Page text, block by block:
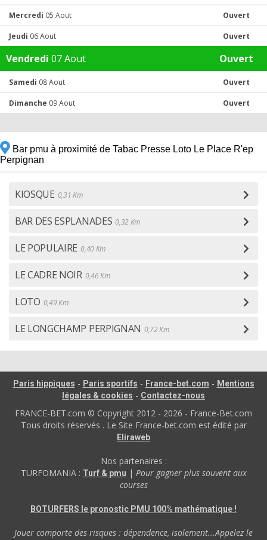
Mercredi 05 Aout Ouvert
Jeudi 06 Aout Ouvert
Vendredi 07 Aout Ouvert
Samedi 08 Aout Ouvert
Dimanche 09 Aout Ouvert
Bar pmu à proximité de Tabac Presse Loto Le Place R'ep
Perpignan
KIOSQUE 0,31 Km
BAR DES ESPLANADES 0,32 Km
LE POPULAIRE 0,40 Km
LE CADRE NOIR 0,46 Km
LOTO 0,49 Km
LE LONGCHAMP PERPIGNAN 0,72 Km
Paris hippiques - Paris sportifs - France-bet.com - Mentions
légales & cookies - Contactez-nous
FRANCE-BET.com © Copyright 2012 - 2026 - France-Bet.com
Tous droits réservés . Le Site France-bet.com est édité par
Eliraweb
Nos partenaires :
TURFOMANIA : Turf & pmu | Pour gagner plus souvent aux
courses
BOTURFERS le pronostic PMU 100% mathématique !
Jouer comporte des risques : dépendence, isolement...Appelez le